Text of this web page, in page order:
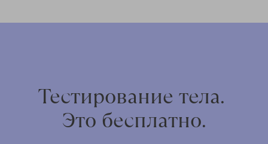
Тестирование тела.
Это бесплатно.